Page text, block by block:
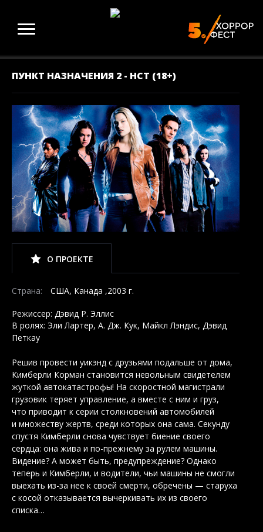
ПУНКТ НАЗНАЧЕНИЯ 2 - НСТ (18+)
О ПРОЕКТЕ
Страна: США, Канада ,2003 г.
Режиссер: Дэвид Р. Эллис
В ролях: Эли Лартер, А. Дж. Кук, Майкл Лэндис, Дэвид
Петкау
Решив провести уикэнд с друзьями подальше от дома,
Кимберли Корман становится невольным свидетелем
жуткой автокатастрофы! На скоростной магистрали
грузовик теряет управление, а вместе с ним и груз,
что приводит к серии столкновений автомобилей
и множеству жертв, среди которых она сама. Секунду
спустя Кимберли снова чувствует биение своего
сердца: она жива и по-прежнему за рулем машины.
Видение? А может быть, предупреждение? Однако
теперь и Кимберли, и водители, чьи машины не смогли
выехать из-за нее к своей смерти, обречены — старуха
с косой отказывается вычеркивать их из своего
списка…